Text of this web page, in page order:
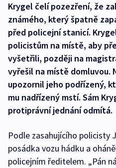
Krygel čelí pozezření, že
známého, který špatně
před policejní stanicí.
policistům na místě, aby
vyšetřili, později na
vyřešil na místě domluvou.
upozornil jeho podřízený,
mu nadřízený mstí. Sám
protiprávní jednání odmítá.
Podle zasahujícího policisty
posádka vozu hádku a
policejním ředitelem. „Pán